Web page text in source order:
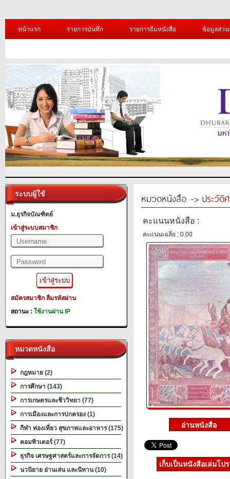
หน้าแรก รายการบันทึก รายการยืมหนังสือ ข้อมูลส่ว
ระบบผู้ใช้
ม.ธุรกิจบัณฑิตย์
เข้าสู่ระบบสมาชิก
สมัครสมาชิก ลืมรหัสผ่าน
สถานะ : ใช้งานผ่าน IP
หมวดหนังสือ
กฎหมาย (2)
การศึกษา (143)
การเกษตรและชีววิทยา (77)
การเมืองและการปกครอง (1)
กีฬา ท่องเที่ยว สุขภาพและอาหาร (175)
คอมพิวเตอร์ (77)
ธุรกิจ เศรษฐศาสตร์และการจัดการ (14)
นวนิยาย อ่านเล่น และนิทาน (10)
หมวดหนังสือ -> ประวัติ
คะแนนหนังสือ :
คะแนนเฉลี่ย : 0.00
เก็บเป็นหนังสือเล่มโป